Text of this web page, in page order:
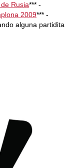
Rusia*** -
2009*** -
alguna partidita